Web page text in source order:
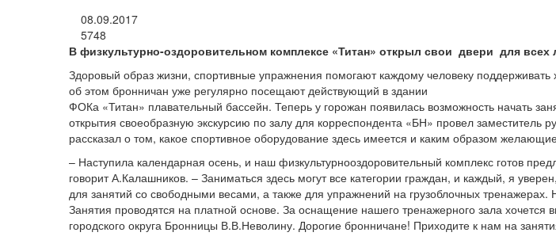
08.09.2017
5748
В физкультурно­-оздоровительном комплексе «Титан» открыл свои двери для
Здоровый образ жизни, спортивные упражнения помогают каждому человеку
об этом бронничан уже регулярно посещают действующий в здании
ФОКа «Титан» плавательный бассейн. Теперь у горожан появилась возможность начать
открытия своеобразную экскурсию по залу для корреспондента «БН» провел
рассказал о том, какое спортивное оборудование здесь имеется и каким образом
– Наступила календарная осень, и наш физкультурно­оздоровительный комплекс готов
говорит А.Калашников. – Заниматься здесь могут все категории граждан, и каждый, я
для занятий со свободными весами, а также для упражнений на грузоблочных
Занятия проводятся на платной основе. За оснащение нашего тренажерного зала
городского округа Бронницы В.В.Неволину. Дорогие бронничане! Приходите к нам на